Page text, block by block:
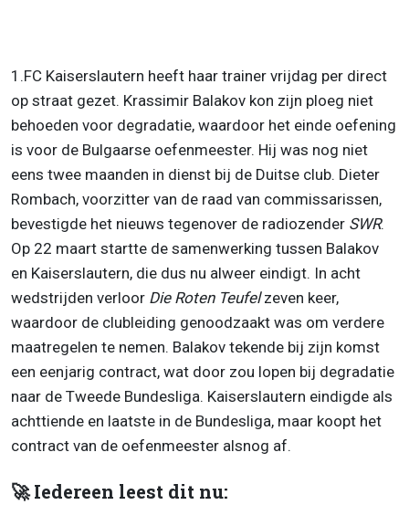
1.FC Kaiserslautern heeft haar trainer vrijdag per direct
op straat gezet. Krassimir Balakov kon zijn ploeg niet
behoeden voor degradatie, waardoor het einde oefening
is voor de Bulgaarse oefenmeester. Hij was nog niet
eens twee maanden in dienst bij de Duitse club. Dieter
Rombach, voorzitter van de raad van commissarissen,
bevestigde het nieuws tegenover de radiozender SWR.
Op 22 maart startte de samenwerking tussen Balakov
en Kaiserslautern, die dus nu alweer eindigt. In acht
wedstrijden verloor Die Roten Teufelzeven keer,
waardoor de clubleiding genoodzaakt was om verdere
maatregelen te nemen. Balakov tekende bij zijn komst
een eenjarig contract, wat door zou lopen bij degradatie
naar de Tweede Bundesliga. Kaiserslautern eindigde als
achttiende en laatste in de Bundesliga, maar koopt het
contract van de oefenmeester alsnog af.
🚀 Iedereen leest dit nu: